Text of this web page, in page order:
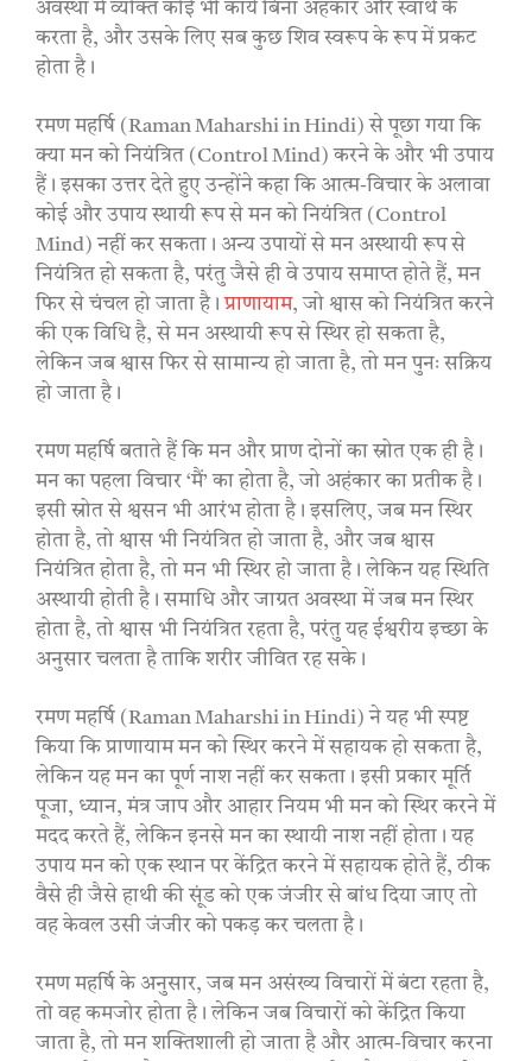
अवस्था में व्यक्ति कोई भी कार्य बिना अहंकार और स्वार्थ के
करता है, और उसके लिए सब कुछ शिव स्वरूप के रूप में प्रकट
होता है।
रमण महर्षि (Raman Maharshi in Hindi) से पूछा गया कि
क्या मन को नियंत्रित (Control Mind) करने के और भी उपाय
हैं। इसका उत्तर देते हुए उन्होंने कहा कि आत्म-विचार के अलावा
कोई और उपाय स्थायी रूप से मन को नियंत्रित (Control
Mind) नहीं कर सकता। अन्य उपायों से मन अस्थायी रूप से
नियंत्रित हो सकता है, परंतु जैसे ही वे उपाय समाप्त होते हैं, मन
फिर से चंचल हो जाता है।प्राणायाम, जो श्वास को नियंत्रित करने
की एक विधि है, से मन अस्थायी रूप से स्थिर हो सकता है,
लेकिन जब श्वास फिर से सामान्य हो जाता है, तो मन पुनः सक्रिय
हो जाता है।
रमण महर्षि बताते हैं कि मन और प्राण दोनों का स्रोत एक ही है।
मन का पहला विचार ‘मैं’ का होता है, जो अहंकार का प्रतीक है।
इसी स्रोत से श्वसन भी आरंभ होता है। इसलिए, जब मन स्थिर
होता है, तो श्वास भी नियंत्रित हो जाता है, और जब श्वास
नियंत्रित होता है, तो मन भी स्थिर हो जाता है। लेकिन यह स्थिति
अस्थायी होती है। समाधि और जाग्रत अवस्था में जब मन स्थिर
होता है, तो श्वास भी नियंत्रित रहता है, परंतु यह ईश्वरीय इच्छा के
अनुसार चलता है ताकि शरीर जीवित रह सके।
रमण महर्षि (Raman Maharshi in Hindi) ने यह भी स्पष्ट
किया कि प्राणायाम मन को स्थिर करने में सहायक हो सकता है,
लेकिन यह मन का पूर्ण नाश नहीं कर सकता। इसी प्रकार मूर्ति
पूजा, ध्यान, मंत्र जाप और आहार नियम भी मन को स्थिर करने में
मदद करते हैं, लेकिन इनसे मन का स्थायी नाश नहीं होता। यह
उपाय मन को एक स्थान पर केंद्रित करने में सहायक होते हैं, ठीक
वैसे ही जैसे हाथी की सूंड को एक जंजीर से बांध दिया जाए तो
वह केवल उसी जंजीर को पकड़ कर चलता है।
रमण महर्षि के अनुसार, जब मन असंख्य विचारों में बंटा रहता है,
तो वह कमजोर होता है। लेकिन जब विचारों को केंद्रित किया
जाता है, तो मन शक्तिशाली हो जाता है और आत्म-विचार करना